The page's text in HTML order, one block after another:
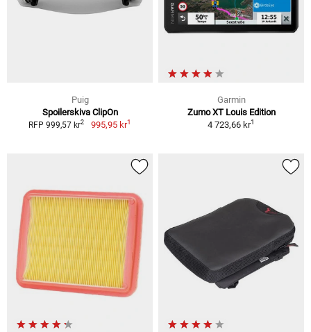
Puig
Spoilerskiva ClipOn
RFP 999,57 kr2 995,95 kr1
Garmin
Zumo XT Louis Edition
4 723,66 kr1